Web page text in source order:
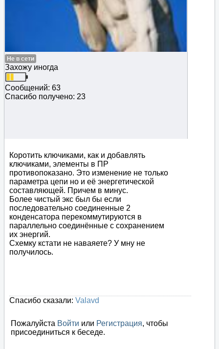
Не в сети
Захожу иногда
Сообщений: 63
Спасибо получено: 23
Коротить ключиками, как и добавлять
ключиками, элементы в ПР
противопоказано. Это изменение не только
параметра цепи но и её энергетической
составляющей. Причем в минус.
Более чистый экс был бы если
последовательно соединенные 2
конденсатора перекоммутируются в
параллельно соединённые с сохранением
их энергий.
Схемку кстати не наваяете? У мну не
получилось.
Спасибо сказали: Valavd
Пожалуйста Войти или Регистрация, чтобы
присоединиться к беседе.